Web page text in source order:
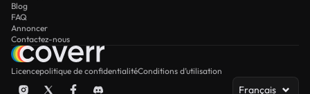
Blog
FAQ
Annoncer
Contactez-nous
Licencepolitique de confidentialitéConditions d’utilisation
Français